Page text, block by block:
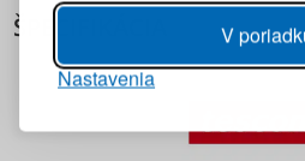
V
Nastavenia
ŠPECIFIKÁCIA
Pripomenutie